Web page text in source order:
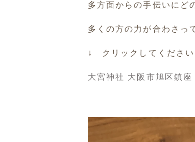
多方面からの手伝いにど
多くの方の力が合わさっ
↓ クリックしてください
大宮神社 大阪市旭区鎮